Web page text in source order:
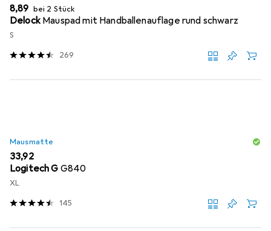
EUR
8,89 bei 2 Stück
Delock Mauspad mit Handballenauflage rund schwarz
S
269
Mausmatte
EUR
33,92
Logitech G G840
XL
145